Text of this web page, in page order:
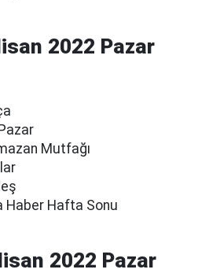
2022 Pazar
Mutfağı
Haber Hafta Sonu
2022 Pazar